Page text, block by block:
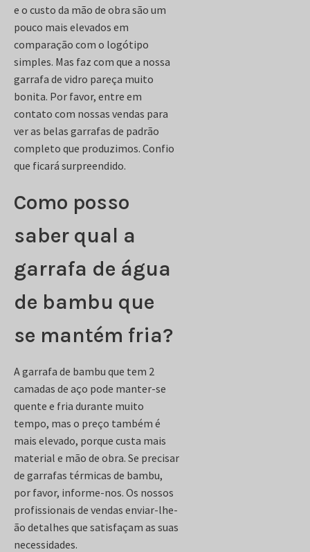
e o custo da mão de obra são um
pouco mais elevados em
comparação com o logótipo
simples. Mas faz com que a nossa
garrafa de vidro pareça muito
bonita. Por favor, entre em
contato com nossas vendas para
ver as belas garrafas de padrão
completo que produzimos. Confio
que ficará surpreendido.
Como posso
saber qual a
garrafa de água
de bambu que
se mantém fria?
A garrafa de bambu que tem 2
camadas de aço pode manter-se
quente e fria durante muito
tempo, mas o preço também é
mais elevado, porque custa mais
material e mão de obra. Se precisar
de garrafas térmicas de bambu,
por favor, informe-nos. Os nossos
profissionais de vendas enviar-lhe-
ão detalhes que satisfaçam as suas
necessidades.